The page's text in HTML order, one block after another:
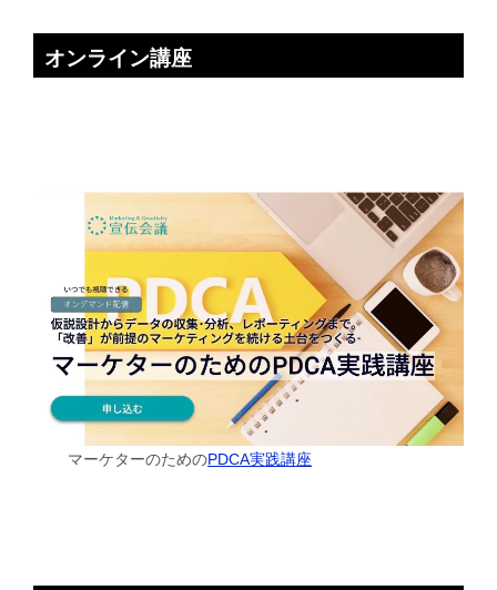
オンライン講座
マーケターのためのPDCA実践講座